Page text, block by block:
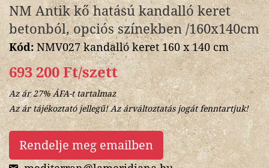
NM Antik kő hatású kandalló keret
betonból, opciós színekben /160x140cm
Kód:NMV027 kandalló keret 160 x 140 cm
693 200 Ft/szett
Az ár 27% ÁFA-t tartalmaz
Az ár tájékoztató jellegű! Az árváltoztatás jogát fenntartjuk!
Rendelje meg emailben